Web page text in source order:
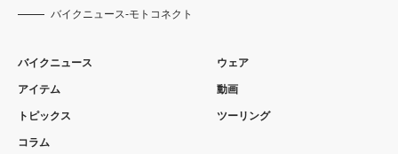
バイクニュース-モトコネクト
バイクニュース
アイテム
トピックス
コラム
ウェア
動画
ツーリング